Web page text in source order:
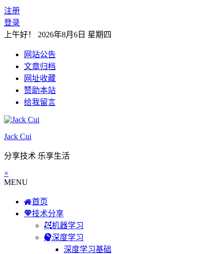
注册
登录
上午好！ 2026年8月6日 星期四
网站公告
文章归档
网址收藏
赞助本站
给我留言
Jack Cui
分享技术 乐享生活
×
MENU
首页
技术分享
机器学习
深度学习
深度学习基础